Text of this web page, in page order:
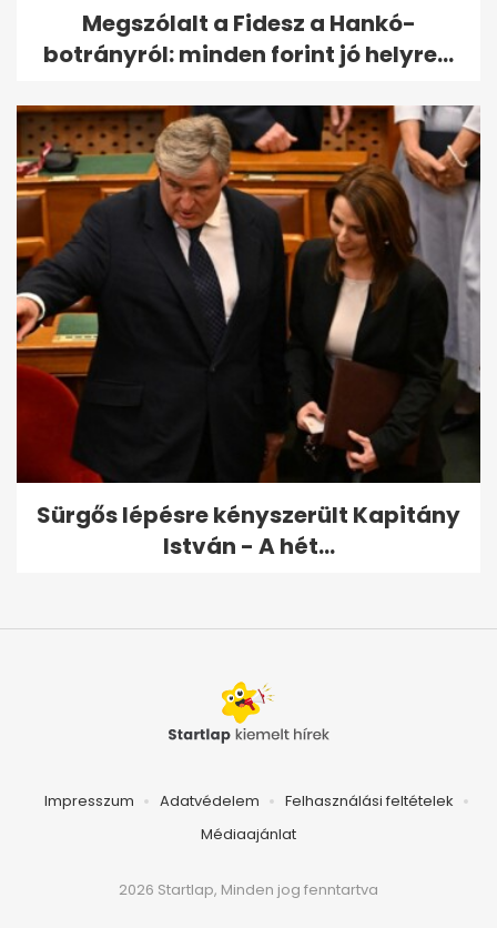
Megszólalt a Fidesz a Hankó-
botrányról: minden forint jó helyre...
Sürgős lépésre kényszerült Kapitány
István - A hét...
Impresszum Adatvédelem
Felhasználási feltételek
Médiaajánlat
2026 Startlap, Minden jog fenntartva